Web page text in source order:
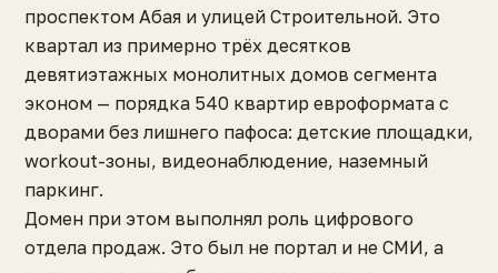
проспектом Абая и улицей Строительной. Это
квартал из примерно трёх десятков
девятиэтажных монолитных домов сегмента
эконом — порядка 540 квартир евроформата с
дворами без лишнего пафоса: детские площадки,
workout-зоны, видеонаблюдение, наземный
паркинг.
Домен при этом выполнял роль цифрового
отдела продаж. Это был не портал и не СМИ, а